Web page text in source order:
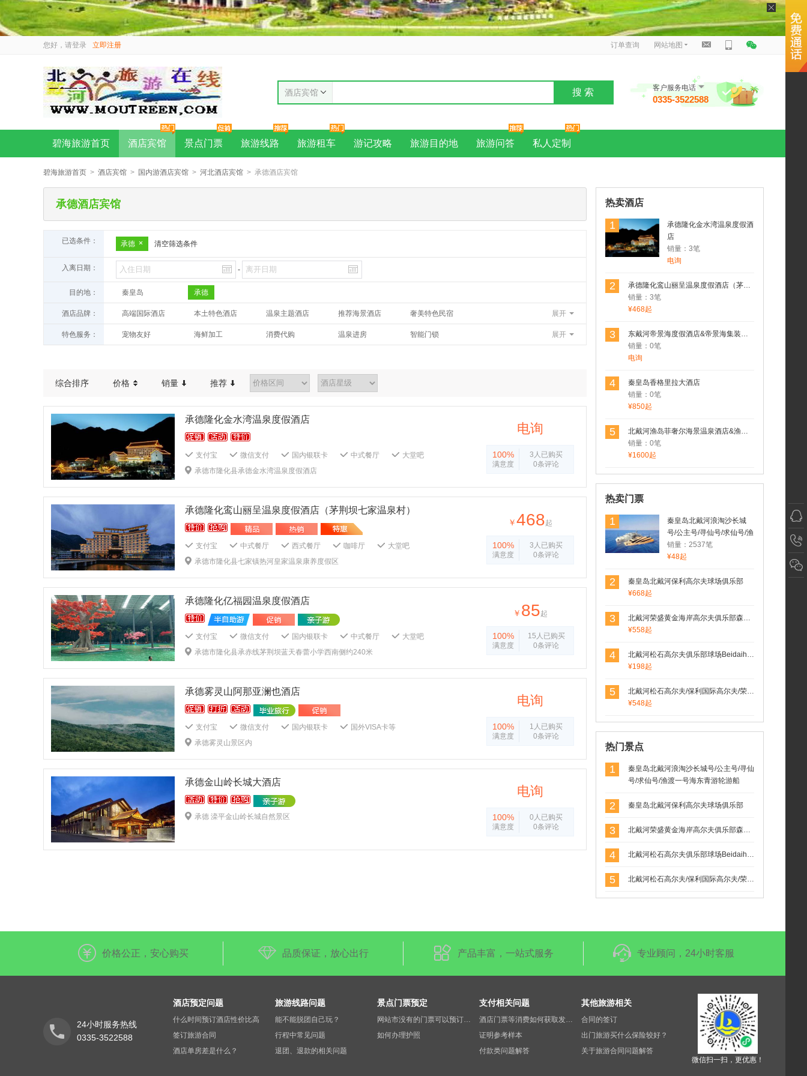
您好，请登录 立即注册 订单查询 网站地图
酒店宾馆 搜 索 客户服务电话
0335-3522588
碧海旅游首页 酒店宾馆 景点门票 旅游线路 旅游租车 游记攻略 旅游目的地 旅游问答 私人定制
碧海旅游首页 > 酒店宾馆 > 国内游酒店宾馆 > 河北酒店宾馆 > 承德酒店宾馆
承德酒店宾馆
已选条件： 承德 清空筛选条件
入离日期： -
目的地： 秦皇岛 承德
酒店品牌： 高端国际酒店 本土特色酒店 温泉主题酒店 推荐海景酒店
奢美特色民宿
展开
特色服务： 宠物友好 海鲜加工 消费代购 温泉进房
智能门锁
展开
综合排序 价格 销量 推荐
承德隆化金水湾温泉度假酒店
支付宝 微信支付 国内银联卡 中式餐厅
大堂吧
棋牌室
桑拿按摩 卡拉OK厅
免费停车场 酒店监控系统
24小时保安
商务中心
大堂吧 礼宾服务 多功能厅
会议厅
叫醒服务
行李存放服务
承德市隆化县承德金水湾温泉度假酒店
电询
100%
满意度
3人已购买
0条评论
承德隆化鸾山丽呈温泉度假酒店（茅荆坝七家温泉村）
支付宝 中式餐厅 西式餐厅 咖啡厅
大堂吧
限时送餐服务
棋牌室 桑拿按摩
免费停车场
商务中心
大堂吧 礼宾服务
外币兑换
旅游票务 叫醒服务
承德市隆化县七家镇热河皇家温泉康养度假区
￥468起
100%
满意度
3人已购买
0条评论
承德隆化亿福园温泉度假酒店
支付宝 微信支付 国内银联卡 中式餐厅
大堂吧
卡拉OK厅
健身房 室内泳池 Wifi网络
24小时保安
商务中心
会议厅
叫醒服务 行李存放服务
承德市隆化县承赤线茅荆坝蓝天春蕾小学西南侧约240米
￥ 85起
100%
满意度
15人已购买
0条评论
承德雾灵山阿那亚澜也酒店
支付宝 微信支付 国内银联卡
国外VISA卡等
中式餐厅
西式餐厅
一次性洗漱品
有线电视
电水壶
茶壶 免费停车场
商务中心
大堂吧 礼宾服务
外币兑换
旅游票务
承德雾灵山景区内
电询
100%
满意度
1人已购买
0条评论
承德金山岭长城大酒店
承德 滦平金山岭长城自然景区
电询
100%
满意度
0人已购买
0条评论
热卖酒店
1
承德隆化金水湾温泉度假酒
店
销量：3笔
电询
2
承德隆化鸾山丽呈温泉度假酒店（茅荆坝七家温泉村）
销量：3笔
¥468起
3
东戴河帝景海度假酒店&帝景海集装箱酒店
销量：0笔
电询
4
秦皇岛香格里拉大酒店
销量：0笔
¥850起
5
北戴河渔岛菲奢尔海景温泉酒店&渔岛菲奢尔森泽苑&渔岛菲奢尔度假酒店
销量：0笔
¥1600起
热卖门票
1
秦皇岛北戴河浪淘沙长城
号/公主号/寻仙号/求仙号/渔
渡一号海东青游轮游船
销量：2537笔
¥48起
2
秦皇岛北戴河保利高尔夫球场俱乐部
¥668起
3
北戴河荣盛黄金海岸高尔夫俱乐部森林场(荣盛森林高尔夫球场）
¥558起
4
北戴河松石高尔夫俱乐部球场Beidaihe Pine Rock Golf
¥198起
5
北戴河松石高尔夫/保利国际高尔夫/荣盛森林高尔夫俱乐部球场联合预定
¥548起
热门景点
1
秦皇岛北戴河浪淘沙长城号/公主号/寻仙
号/求仙号/渔渡一号海东青游轮游船
2 秦皇岛北戴河保利高尔夫球场俱乐部
3 北戴河荣盛黄金海岸高尔夫俱乐部森林场(荣盛森林高尔夫球场）
4 北戴河松石高尔夫俱乐部球场Beidaihe Pine Rock Golf
5 北戴河松石高尔夫/保利国际高尔夫/荣盛森林高尔夫俱乐部球场联合预定
价格公正，安心购买 品质保证，放心出行 产品丰富，一站式服务 专业顾问，24小时客服
24小时服务热线
0335-3522588
酒店预定问题
什么时间预订酒店性价比高
签订旅游合同
酒店单房差是什么？
旅游线路问题
能不能脱团自己玩？
行程中常见问题
退团、退款的相关问题
景点门票预定
网站市没有的门票可以预订吗？
如何办理护照
支付相关问题
酒店门票等消费如何获取发票？
证明参考样本
付款类问题解答
其他旅游相关
合同的签订
出门旅游买什么保险较好？
关于旅游合同问题解答
微信扫一扫，更优惠！